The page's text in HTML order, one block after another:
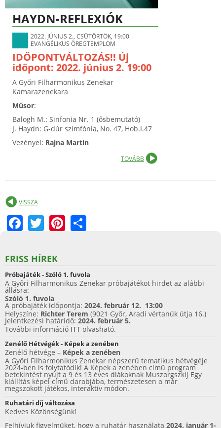
HAYDN-REFLEXIÓK
2022. JÚNIUS 2., CSÜTÖRTÖK, 19:00
EVANGÉLIKUS ÖREGTEMPLOM
IDŐPONTVÁLTOZÁS!! Új
időpont: 2022. június 2. 19:00
A Győri Filharmonikus Zenekar
Kamarazenekara
Műsor:
Balogh M.: Sinfonia Nr. 1 (ősbemutató)
J. Haydn: G-dúr szimfónia, No. 47, Hob.I.47
Vezényel: Rajna Martin
TOVÁBB
VISSZA
F
a
c
e
b
o
o
k
T
w
itt
er
Pi
nt
e
st
e
FRISS HÍREK
Próbajáték - Szóló 1. fuvola
A Győri Filharmonikus Zenekar próbajátékot hirdet az alábbi
állásra:
Szóló 1. fuvola
A próbajáték időpontja: 2024. február 12. 13:00
Helyszíne: Richter Terem (9021 Győr, Aradi vértanúk útja 16.)
Jelentkezési határidő: 2024. február 5.
További információ ITT olvasható.
Zenélő Hétvégék - Képek a zenében
Zenélő hétvége – Képek a zenében
A Győri Filharmonikus Zenekar népszerű tematikus hétvégéje
2024-ben is folytatódik! A Képek a zenében című program
betekintést nyújt a 9 és 13 éves diákoknak Muszorgszkij Egy
kiállítás képei című darabjába, természetesen a már
megszokott játékos, interaktív módon.
Ruhatári díj változása
Kedves Közönségünk!
Felhívjuk figyelmüket, hogy a ruhatár használata 2024. január 1-